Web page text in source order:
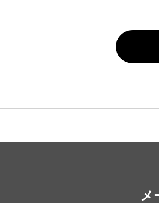
メ